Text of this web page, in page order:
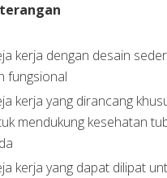
kerja dengan desain
fungsional
kerja yang dirancang
mendukung kesehatan
kerja yang dapat dilipat